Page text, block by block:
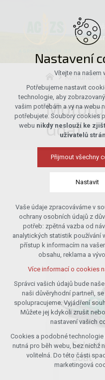
Komunální
Goat
Goat
Nastavení
Vítejte na našem
Potřebujeme nastavit
technologie, aby
vašim potřebám a vy na webu
potřebujete. Soubory cookies
webu nikdy neslouží ke
uživatelů
Přijmout všechny
Nastavit
Technická cookies
nutná pro provozování
udržení kontextu
případná přihlášení,
Volitelná cookies
analytická pro
vyhodnocení
marketingová cookies
Více informací o cookies
Přijmout všechny
Odmítnout
Vaše údaje zpracováváme v
ochrany osobních údajů z
potřeb: zpětná vazba od
analytických statistik používání
přístup k informacím na
obsahu, reklama a
Více informací o cookies
Správci vašich údajů bude
naši důvěryhodní partneři,
spolupracujeme. Vyjádření
Můžete jej kdykoli zrušit
nastavení vašich
Cookies a podobné technologie
nutná pro běh webu, bez nichž
volitelná. Do této části
marketingová